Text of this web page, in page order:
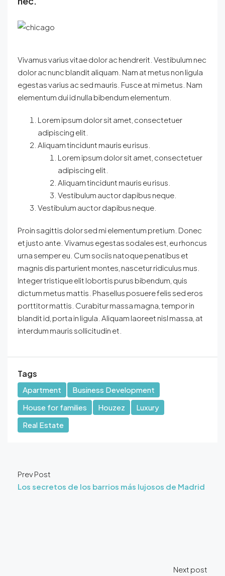
Vivamus varius vitae dolor ac hendrerit. Vestibulum nec
dolor ac nunc blandit aliquam. Nam at metus non ligula
egestas varius ac sed mauris. Fusce at mi metus. Nam
elementum dui id nulla bibendum elementum.
Lorem ipsum dolor sit amet, consectetuer
adipiscing elit.
Aliquam tincidunt mauris eu risus.
Lorem ipsum dolor sit amet, consectetuer
adipiscing elit.
Aliquam tincidunt mauris eu risus.
Vestibulum auctor dapibus neque.
Vestibulum auctor dapibus neque.
Proin sagittis dolor sed mi elementum pretium. Donec
et justo ante. Vivamus egestas sodales est, eu rhoncus
urna semper eu. Cum sociis natoque penatibus et
magnis dis parturient montes, nascetur ridiculus mus.
Integer tristique elit lobortis purus bibendum, quis
dictum metus mattis. Phasellus posuere felis sed eros
porttitor mattis. Curabitur massa magna, tempor in
blandit id, porta in ligula. Aliquam laoreet nisl massa, at
interdum mauris sollicitudin et.
Tags
Apartment
Business Development
House for families
Houzez
Luxury
Real Estate
Prev Post
Los secretos de los barrios más lujosos de Madrid
Next post